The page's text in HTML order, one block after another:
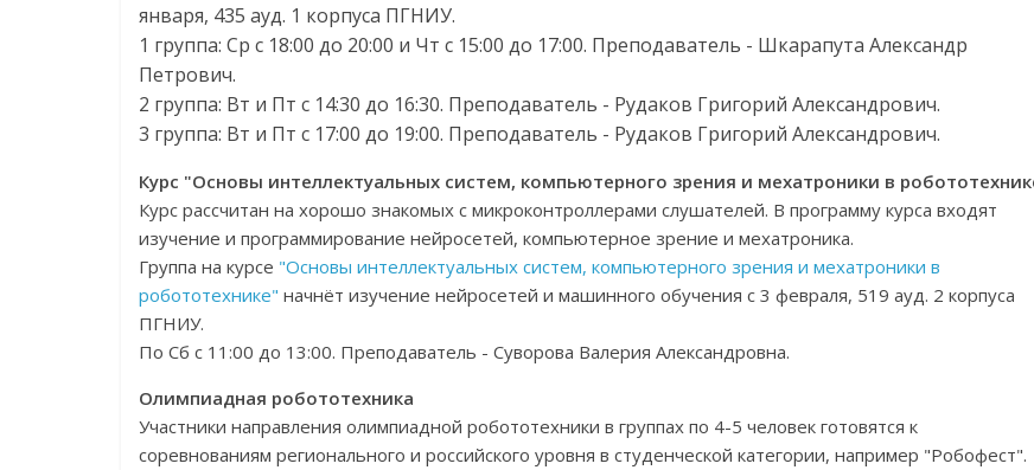
января, 435 ауд. 1 корпуса ПГНИУ.
1 группа: Ср с 18:00 до 20:00 и Чт с 15:00 до 17:00. Преподаватель - Шкарапута Александр
Петрович.
2 группа: Вт и Пт с 14:30 до 16:30. Преподаватель - Рудаков Григорий Александрович.
3 группа: Вт и Пт с 17:00 до 19:00. Преподаватель - Рудаков Григорий Александрович.
Курс "Основы интеллектуальных систем, компьютерного зрения и мехатроники в
Курс рассчитан на хорошо знакомых с микроконтроллерами слушателей. В программу курса входят
изучение и программирование нейросетей, компьютерное зрение и мехатроника.
Группа на курсе "Основы интеллектуальных систем, компьютерного зрения и мехатроники в
робототехнике" начнёт изучение нейросетей и машинного обучения с 3 февраля, 519 ауд. 2 корпуса
ПГНИУ.
По Сб с 11:00 до 13:00. Преподаватель - Суворова Валерия Александровна.
Олимпиадная робототехника
Участники направления олимпиадной робототехники в группах по 4-5 человек готовятся к
соревнованиям регионального и российского уровня в студенческой категории, например "Робофест".